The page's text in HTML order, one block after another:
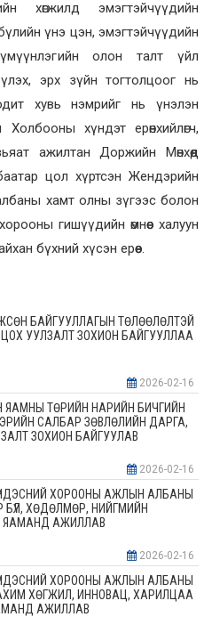
хөгжилд эмэгтэйчүүдийн
үнэ цэн, эмэгтэйчүүдийн
олон талт үйл
эрх зүйн тогтолцоог нь
хувь нэмрийг нь үнэлэн
хүндэт ерөнхийлөгч,
ажилтан Доржийн Мөнхөөд
цол хүртсэн Жендэрийн
хамт олны зүгээс болон
гишүүдийн өмнөөс халуун
бүхний хүсэн ерөөе.
БАЙГУУЛЛАГЫН ТӨЛӨӨЛӨЛТЭЙ
УУЛЗАЛТ ЗОХИОН БАЙГУУЛЛАА
2026-02-16
ЯАМНЫ ТӨРИЙН НАРИЙН БИЧГИЙН
САЛБАР ЗӨВЛӨЛИЙН ДАРГА,
ЗОХИОН БАЙГУУЛАВ
2026-02-16
ХОРООНЫ АЖЛЫН АЛБАНЫ
БҮЛ, ХӨДӨЛМӨР, НИЙГМИЙН
АЖИЛЛАВ
2026-02-16
ХОРООНЫ АЖЛЫН АЛБАНЫ
ХӨГЖИЛ, ИННОВАЦ, ХАРИЛЦАА
АЖИЛЛАВ